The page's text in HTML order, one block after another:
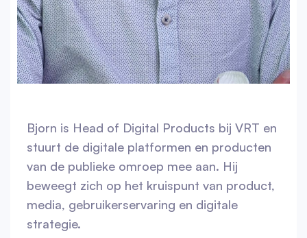
Bjorn is Head of Digital Products bij VRT en
stuurt de digitale platformen en producten
van de publieke omroep mee aan. Hij
beweegt zich op het kruispunt van product,
media, gebruikerservaring en digitale
strategie.